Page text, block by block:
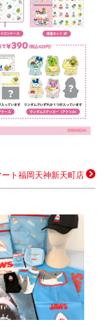
ト福岡天神新天町店